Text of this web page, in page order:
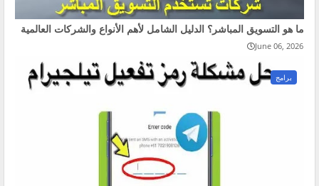
ما هو التسويق المباشر؟ الدليل الشامل لأهم الأنواع والشركات العالمية
June 06, 2026
برامج